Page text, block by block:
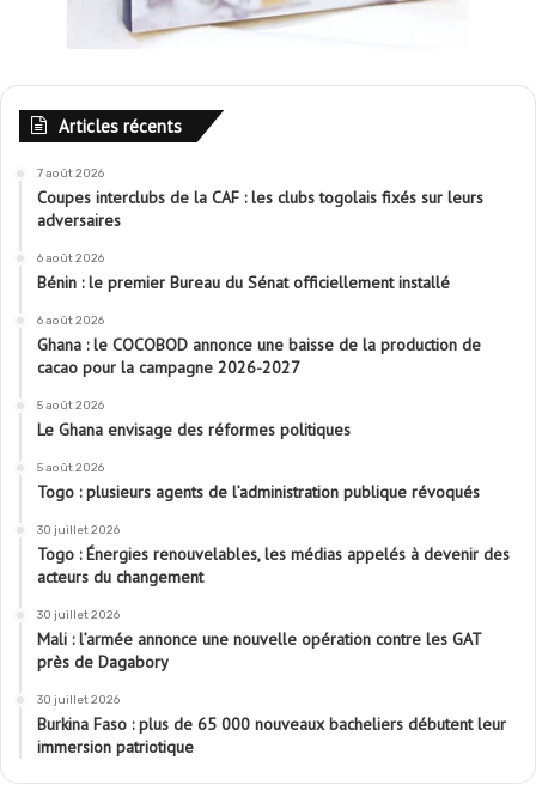
Articles récents
7 août 2026
Coupes interclubs de la CAF : les clubs togolais fixés sur leurs
adversaires
6 août 2026
Bénin : le premier Bureau du Sénat officiellement installé
6 août 2026
Ghana : le COCOBOD annonce une baisse de la production de
cacao pour la campagne 2026-2027
5 août 2026
Le Ghana envisage des réformes politiques
5 août 2026
Togo : plusieurs agents de l’administration publique révoqués
30 juillet 2026
Togo : Énergies renouvelables, les médias appelés à devenir des
acteurs du changement
30 juillet 2026
Mali : l’armée annonce une nouvelle opération contre les GAT
près de Dagabory
30 juillet 2026
Burkina Faso : plus de 65 000 nouveaux bacheliers débutent leur
immersion patriotique